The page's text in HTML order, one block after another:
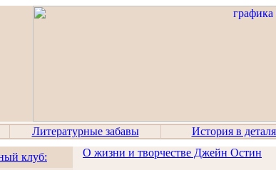
Литературные забавы История в
клуб:
О жизни и творчестве Джейн Остин